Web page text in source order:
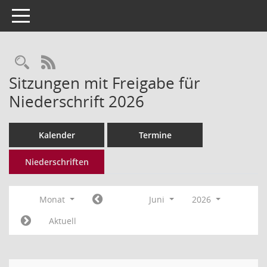
Toggle navigation
Rechercheauswahl
RSS-Feed
Sitzungen mit Freigabe für
Niederschrift 2026
Kalender Termine
Niederschriften
Monat Juni
2026
Aktuell